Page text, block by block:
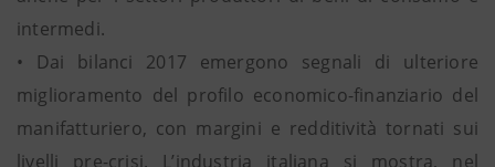
intermedi.
• Dai bilanci 2017 emergono segnali di ulteriore
miglioramento del profilo economico-finanziario del
manifatturiero, con margini e redditività tornati sui
livelli pre-crisi. L’industria italiana si mostra, nel